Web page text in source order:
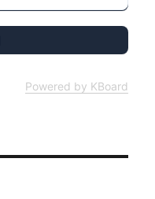
Powered by KBoard